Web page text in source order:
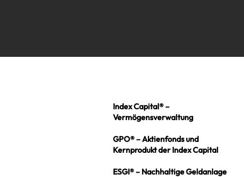
Index Capital® –
Vermögensverwaltung
GPO® – Aktienfonds und
Kernprodukt der Index Capital
ESGI® – Nachhaltige Geldanlage